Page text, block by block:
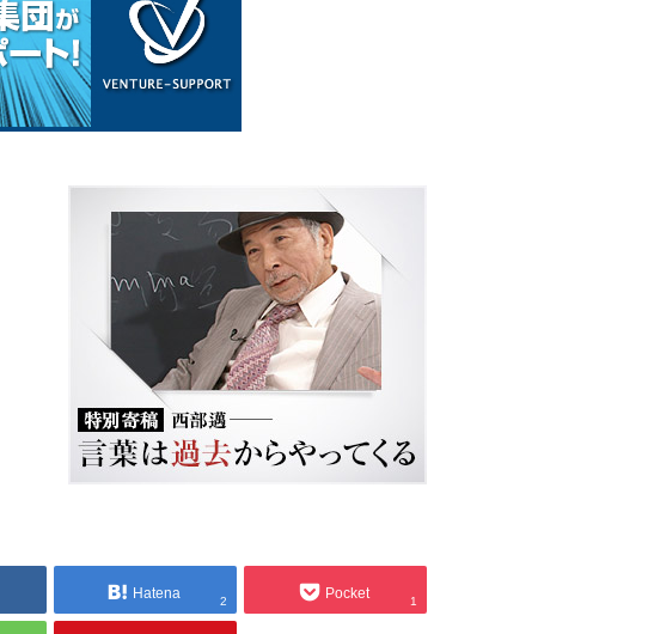
Hatena 2 Pocket 1